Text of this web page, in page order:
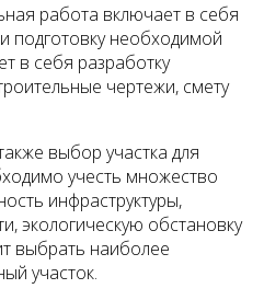
работа включает в себя
подготовку необходимой
в себя разработку
чертежи, смету
выбор участка для
учесть множество
инфраструктуры,
экологическую обстановку
выбрать наиболее
участок.